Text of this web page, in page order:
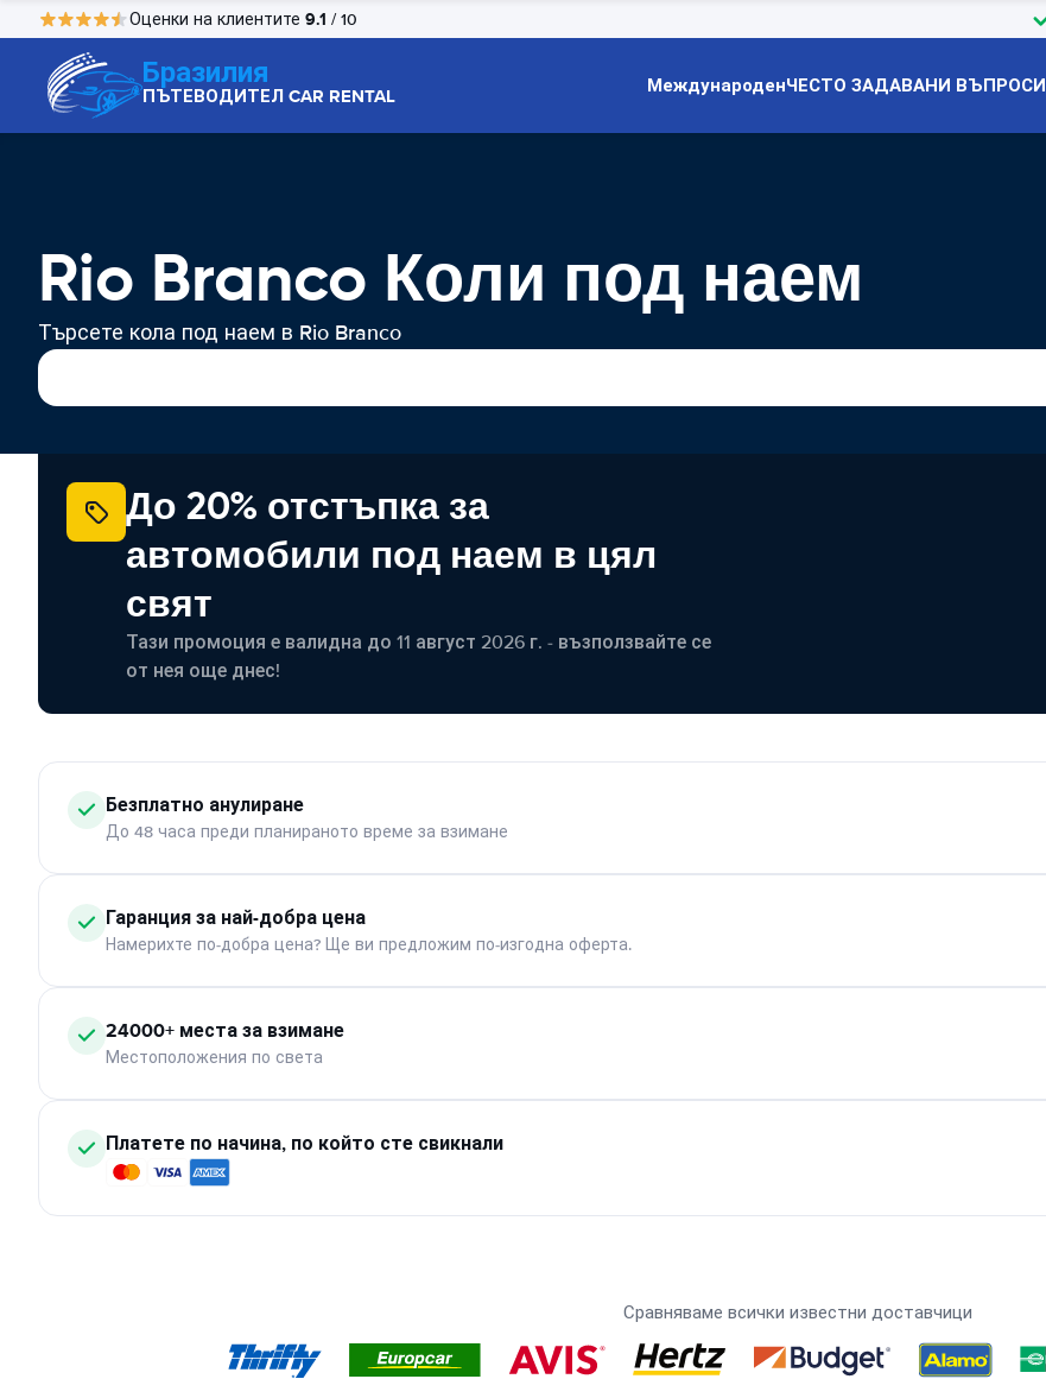
Оценки на клиентите 9.1 / 10
Бразилия
ПЪТЕВОДИТЕЛ CAR RENTAL МеждународенЧЕСТО ЗАДАВАНИ ВЪПРОСИ
Rio Branco Коли под наем
Търсете кола под наем в Rio Branco
До 20% отстъпка за
автомобили под наем в цял
свят
Тази промоция е валидна до 11 август 2026 г. - възползвайте се
от нея още днес!
Безплатно анулиране
До 48 часа преди планираното време за взимане
Гаранция за най-добра цена
Намерихте по-добра цена? Ще ви предложим по-изгодна оферта.
24000+ места за взимане
Местоположения по света
Платете по начина, по който сте свикнали
Сравняваме всички известни доставчици